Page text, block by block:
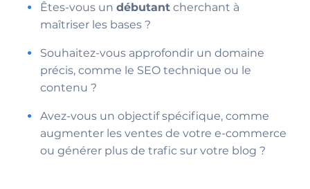
Êtes-vous un débutant cherchant à
maîtriser les bases ?
Souhaitez-vous approfondir un domaine
précis, comme le SEO technique ou le
contenu ?
Avez-vous un objectif spécifique, comme
augmenter les ventes de votre e-commerce
ou générer plus de trafic sur votre blog ?